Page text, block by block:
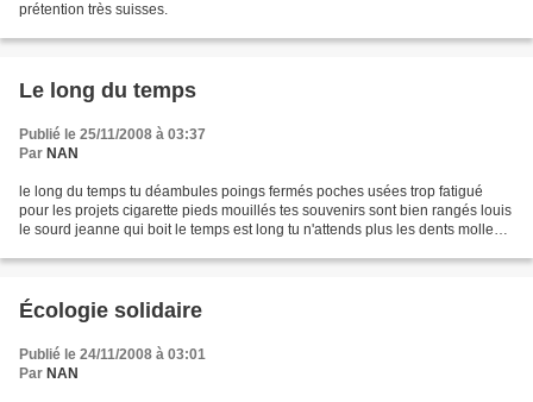
prétention très suisses.
Le long du temps
Publié le 25/11/2008 à 03:37
Par NAN
le long du temps tu déambules poings fermés poches usées trop fatigué
pour les projets cigarette pieds mouillés tes souvenirs sont bien rangés louis
le sourd jeanne qui boit le temps est long tu n'attends plus les dents molles
Écologie solidaire
Publié le 24/11/2008 à 03:01
Par NAN